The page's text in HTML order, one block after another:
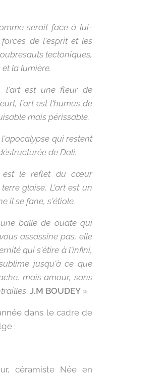
serait face à lui-
de l'esprit et les
tectoniques,
la lumière.
l'art est une fleur de
l'art est l'humus de
mais périssable.
qui restent
de Dali.
est le reflet du cœur
glaise, L'art est un
il se fane, s'étiole.
balle de ouate qui
assassine pas, elle
qui s'étire à l'infini,
jusqu'à ce que
mais amour, sans
. J.M BOUDEY »
dans le cadre de
:
céramiste Née en